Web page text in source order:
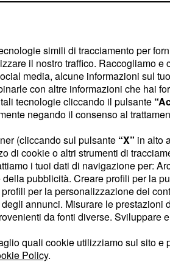
Bruganelli:
ha spinto Sonia
riflessione sulla realtà che si vive
ha voluto sensibilizzare
i suoi canali social,
di un gesto che definisce unatto
vita. Ha espresso il suo pensiero
idea di quanti bambini siano in
di un polmone. Io credo che,
tutto sta diventando sostituibile
cosa che non possiamo
simili di tracciamento per
il nostro traffico. Raccogliamo e
media, alcune informazioni sul
con altre informazioni che hai
tecnologie cliccando il pulsante
negando il consenso al
(cliccando sul pulsante “X” in alto
di cookie o altri strumenti di
i tuoi dati di navigazione per:
pubblicità. Creare profili per la
per la personalizzazione dei
annunci. Misurare le
da fonti diverse. Sviluppare
quali cookie utilizziamo sul sito
Policy.